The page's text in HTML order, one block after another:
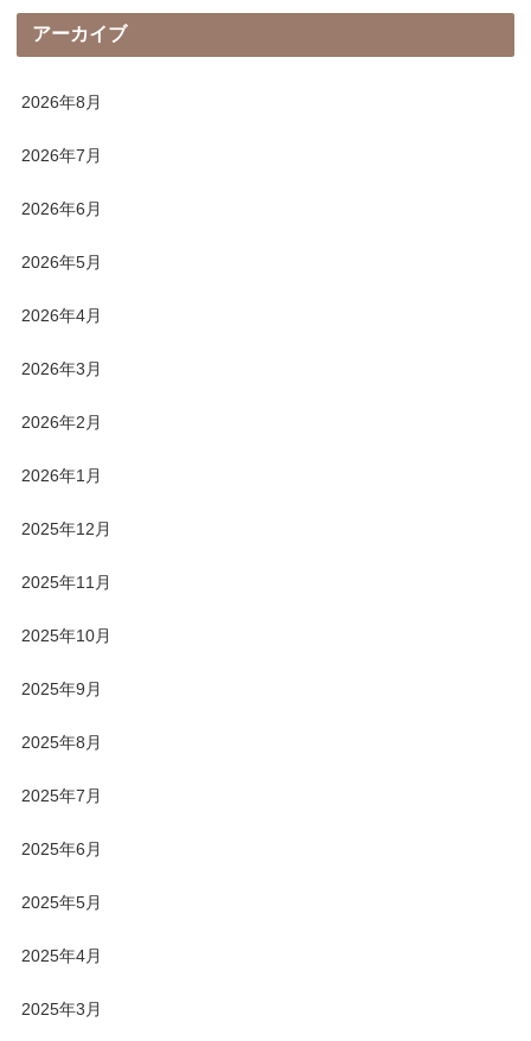
アーカイブ
2026年8月
2026年7月
2026年6月
2026年5月
2026年4月
2026年3月
2026年2月
2026年1月
2025年12月
2025年11月
2025年10月
2025年9月
2025年8月
2025年7月
2025年6月
2025年5月
2025年4月
2025年3月